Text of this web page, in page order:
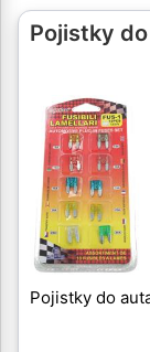
Pojistky
Pojistky do